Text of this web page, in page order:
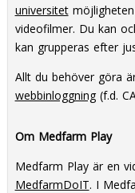
universitetmöjligheten
videofilmer. Du kan
kan grupperas efter
Allt du behöver göra
webbinloggning(f.d.
Om Medfarm Play
Medfarm Play är en
MedfarmDoIT. I